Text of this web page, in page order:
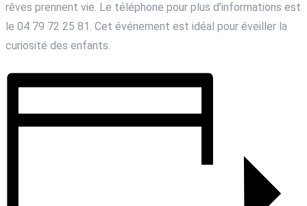
rêves prennent vie. Le téléphone pour plus d’informations est
le 04 79 72 25 81. Cet événement est idéal pour éveiller la
curiosité des enfants.